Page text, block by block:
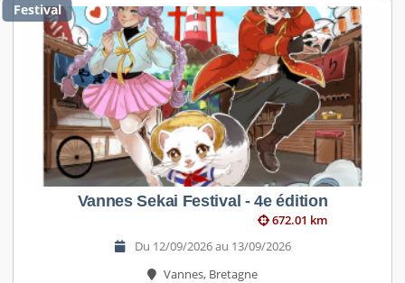
Festival
Vannes Sekai Festival - 4e édition
672.01 km
Du 12/09/2026 au 13/09/2026
Vannes, Bretagne